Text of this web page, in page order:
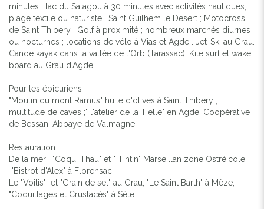
minutes ; lac du Salagou à 30 minutes avec activités nautiques,
plage textile ou naturiste ; Saint Guilhem le Désert ; Motocross
de Saint Thibery ; Golf à proximité ; nombreux marchés diurnes
ou nocturnes ; locations de vélo à Vias et Agde . Jet-Ski au Grau.
Canoë kayak dans la vallée de l'Orb (Tarassac). Kite surf et wake
board au Grau d'Agde
Pour les épicuriens :
"Moulin du mont Ramus" huile d'olives à Saint Thibery ;
multitude de caves ;" l'atelier de la Tielle" en Agde, Coopérative
de Bessan, Abbaye de Valmagne
Restauration:
De la mer : "Coqui Thau" et " Tintin" Marseillan zone Ostréicole,
"Bistrot d'Alex" à Florensac,
Le "Voilis" et "Grain de sel" au Grau, "Le Saint Barth" à Mèze,
"Coquillages et Crustacés" à Sète.